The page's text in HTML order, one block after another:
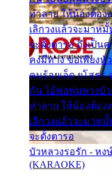
ทำลาย ให้น้องต้อ
เลิกวงแล้วจะมาห
จะตั้งตารอ ถึงเป็น
คงมีทาง ขอเพียงหั
คนร้อยเอ็ด ยโสธร
กัน โอ้พ่อพุ่มพวงบัว
ทำลาย ให้น้องต้อ
เลิกวงแล้วจะมาห
จะตั้งตารอ
บัวหลวงรอรัก - หง
(KARAOKE)